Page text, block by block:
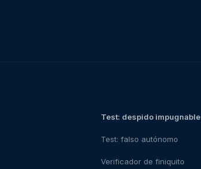
Test: despido impugnable
Test: falso autónomo
Verificador de finiquito